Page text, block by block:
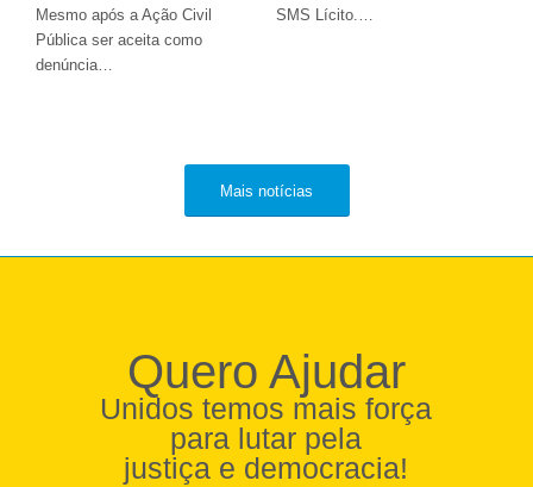
Mesmo após a Ação Civil
Pública ser aceita como
denúncia…
SMS Lícito.…
Mais notícias
Quero Ajudar
Unidos temos mais força
para lutar pela
justiça e democracia!